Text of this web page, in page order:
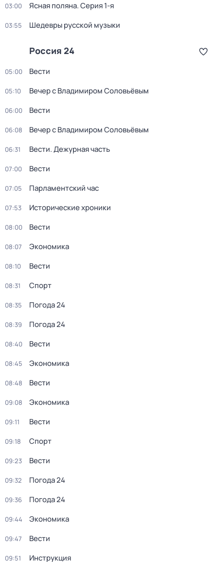
03:00 Ясная поляна. Серия 1-я
03:55 Шедевры русской музыки
Россия 24
05:00 Вести
05:10 Вечер с Владимиром Соловьёвым
06:00 Вести
06:08 Вечер с Владимиром Соловьёвым
06:31 Вести. Дежурная часть
07:00 Вести
07:05 Парламентский час
07:53 Исторические хроники
08:00 Вести
08:07 Экономика
08:10 Вести
08:31 Спорт
08:35 Погода 24
08:39 Погода 24
08:40 Вести
08:45 Экономика
08:48 Вести
09:08 Экономика
09:11 Вести
09:18 Спорт
09:23 Вести
09:32 Погода 24
09:36 Погода 24
09:44 Экономика
09:47 Вести
09:51 Инструкция